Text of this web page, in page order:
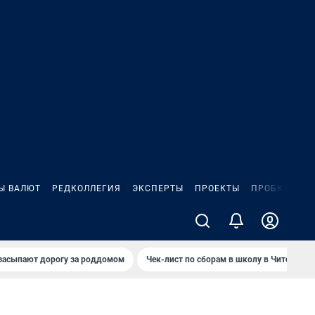
ВАЛЮТ РЕДКОЛЛЕГИЯ ЭКСПЕРТЫ ПРОЕКТЫ ПРОБКИ
дорогу за роддомом Чек-лист по сборам в школу в Чите